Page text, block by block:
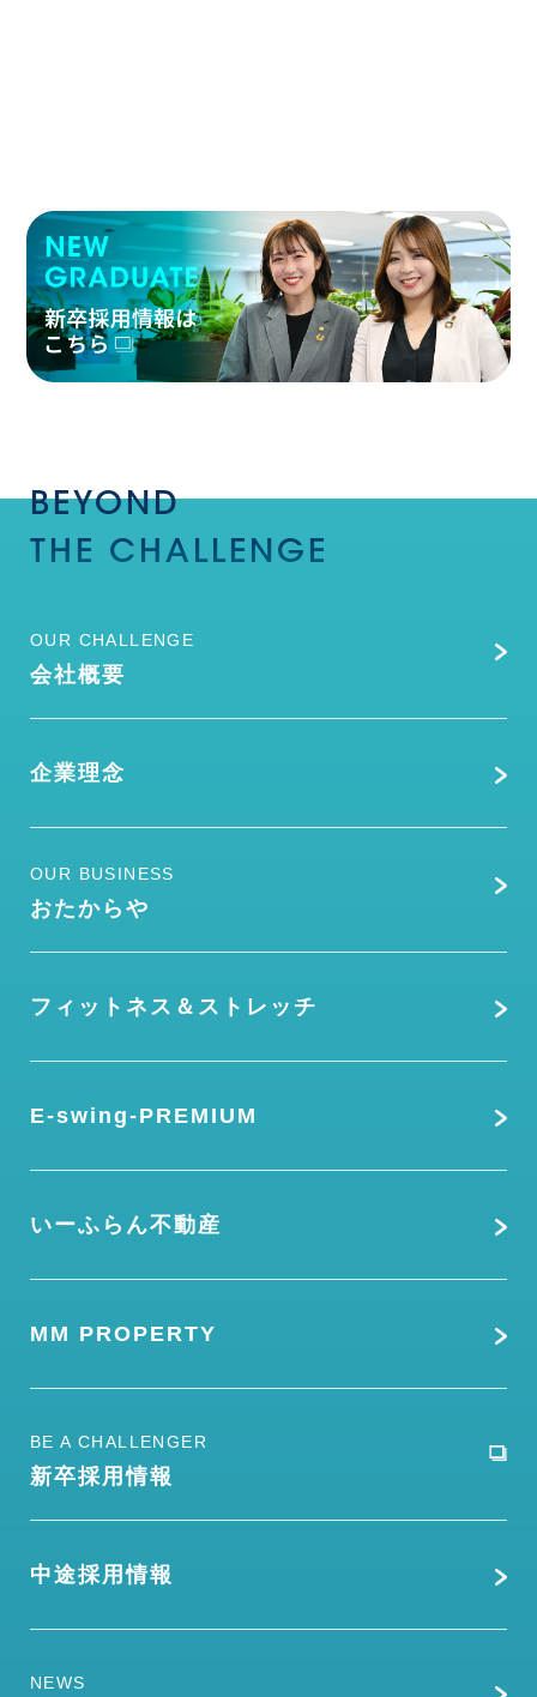
BEYOND
THE CHALLENGE
OUR CHALLENGE
会社概要
企業理念
OUR BUSINESS
おたからや
フィットネス＆ストレッチ
E-swing-PREMIUM
いーふらん不動産
MM PROPERTY
BE A CHALLENGER
新卒採用情報
中途採用情報
NEWS